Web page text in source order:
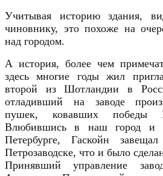
Учитывая историю здания,
чиновнику, это похоже на
над городом.
А история, более чем
здесь многие годы жил
второй из Шотландии в
отладивший на заводе
пушек, ковавших победы
Влюбившись в наш город и
Петербурге, Гаскойн
Петрозаводске, что и было
Принявший управление